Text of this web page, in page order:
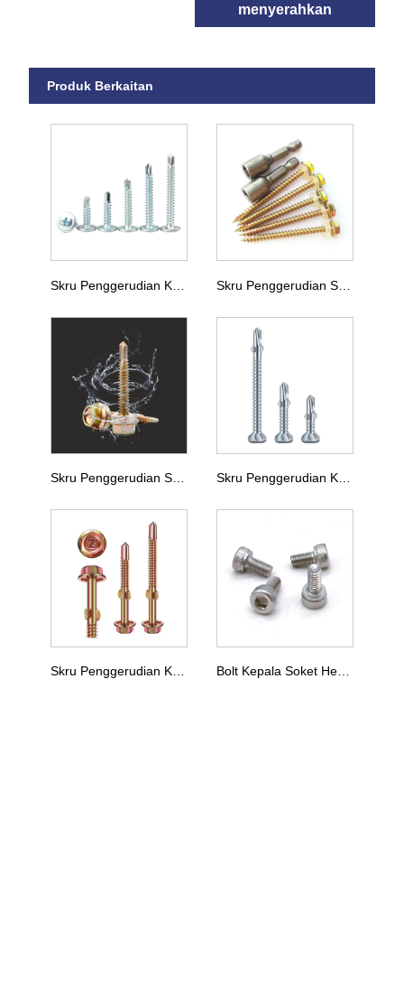
menyerahkan
Produk Berkaitan
Skru Penggerudian Kepala Kuali Silang Skru Penggerudian Sendiri Ekor Pemotong Kepala Heksagon
Skru Penggerudian Sendiri Kepala Pencuci Heksagon Skru Penggerudian Kepala Countersunk Dengan Sayap
Skru Penggerudian Kepala Bebibir Heksagon Dengan Sayap Bolt Kepala Soket Hex DIN 912